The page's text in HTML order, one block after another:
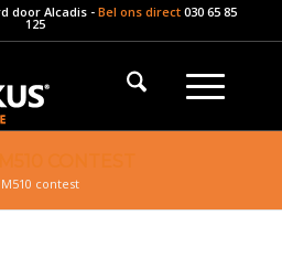
door Alcadis- Bel ons direct 030 65 85
125
M510 contest